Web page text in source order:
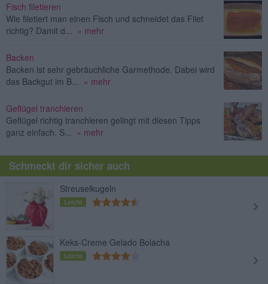
Fisch filetieren
Wie filetiert man einen Fisch und schneidet das Filet
richtig? Damit d... » mehr
Backen
Backen ist sehr gebräuchliche Garmethode. Dabei wird
das Backgut im B... » mehr
Geflügel tranchieren
Geflügel richtig tranchieren gelingt mit diesen Tipps
ganz einfach. S... » mehr
Schmeckt dir sicher auch
Streuselkugeln
Leicht
Keks-Creme Gelado Bolacha
Leicht